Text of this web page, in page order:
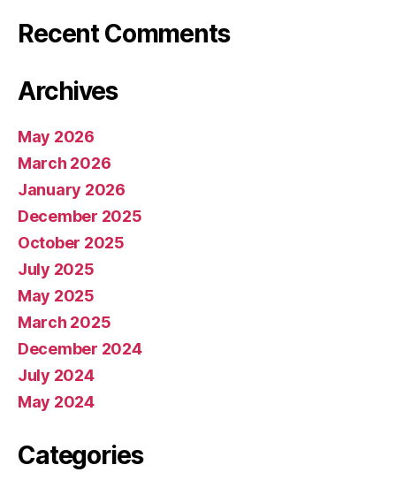
Recent Comments
Archives
May 2026
March 2026
January 2026
December 2025
October 2025
July 2025
May 2025
March 2025
December 2024
July 2024
May 2024
Categories